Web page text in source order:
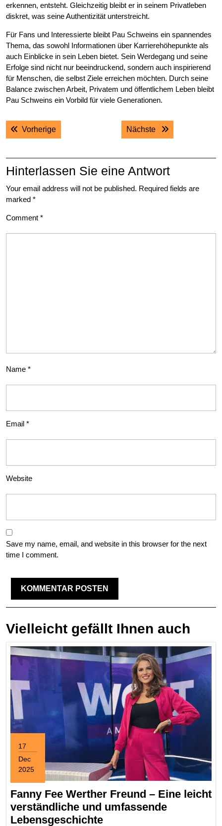
erkennen, entsteht. Gleichzeitig bleibt er in seinem Privatleben
diskret, was seine Authentizität unterstreicht.
Für Fans und Interessierte bleibt Pau Schweins ein spannendes
Thema, das sowohl Informationen über Karrierehöhepunkte als
auch Einblicke in sein Leben bietet. Sein Werdegang und seine
Erfolge sind nicht nur beeindruckend, sondern auch inspirierend
für Menschen, die selbst Ziele erreichen möchten. Durch seine
Balance zwischen Arbeit, Privatem und öffentlichem Leben bleibt
Pau Schweins ein Vorbild für viele Generationen.
Post
navigation
VorherigePrevious post: Nächste Next post:
Hinterlassen Sie eine Antwort
Your email address will not be published. Required fields are
marked *
Comment *
Name *
Email *
Website
Save my name, email, and website in this browser for the next
time I comment.
Vielleicht gefällt Ihnen auch
17
Dec
2025
December
17,
2025
Fanny Fee Werther Freund – Eine leicht
verständliche und umfassende
LebensgeschichteFanny